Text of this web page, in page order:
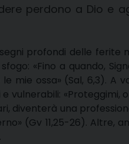
perdono a Dio e
profondi delle
«Fino a quando,
le mie ossa» (Sal, 6,3).
vulnerabili:
diventerà una
(Gv 11,25-26). Altre,